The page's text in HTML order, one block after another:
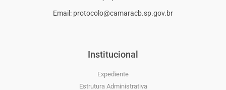
Email: protocolo@camaracb.sp.gov.br
Institucional
Expediente
Estrutura Administrativa